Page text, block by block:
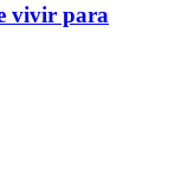
vivir para